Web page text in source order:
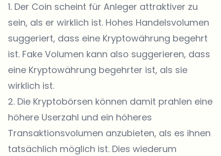
1. Der Coin scheint für Anleger attraktiver zu
sein, als er wirklich ist. Hohes Handelsvolumen
suggeriert, dass eine Kryptowährung begehrt
ist. Fake Volumen kann also suggerieren, dass
eine Kryptowährung begehrter ist, als sie
wirklich ist.
2. Die Kryptobörsen können damit prahlen eine
höhere Userzahl und ein höheres
Transaktionsvolumen anzubieten, als es ihnen
tatsächlich möglich ist. Dies wiederum